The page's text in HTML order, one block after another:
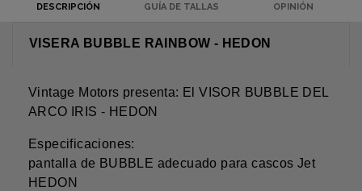
DESCRIPCIÓN GUÍA DE TALLAS OPINIÓN
VISERA BUBBLE RAINBOW - HEDON
Vintage Motors presenta: El VISOR BUBBLE DEL
ARCO IRIS - HEDON
Especificaciones:
pantalla de BUBBLE adecuado para cascos Jet
HEDON